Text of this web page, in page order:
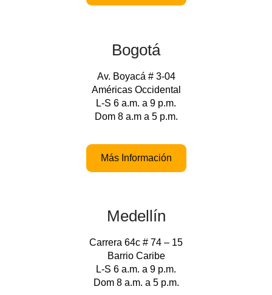
Bogotá
Av. Boyacá # 3-04
Américas Occidental
L-S 6 a.m. a 9 p.m.
Dom 8 a.m a 5 p.m.
Más Información
Medellín
Carrera 64c # 74 – 15
Barrio Caribe
L-S 6 a.m. a 9 p.m.
Dom 8 a.m. a 5 p.m.